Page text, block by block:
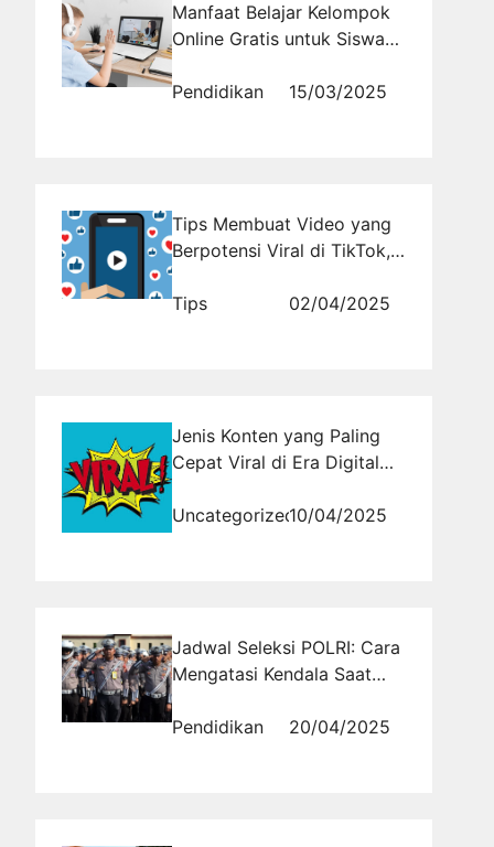
Manfaat Belajar Kelompok
Online Gratis untuk Siswa
Pendidikan
15/03/2025
Tips Membuat Video yang
Berpotensi Viral di TikTok,
Tips
02/04/2025
Jenis Konten yang Paling
Cepat Viral di Era Digital
Uncategorized10/04/2025
Jadwal Seleksi POLRI: Cara
Mengatasi Kendala Saat
Pendidikan
20/04/2025